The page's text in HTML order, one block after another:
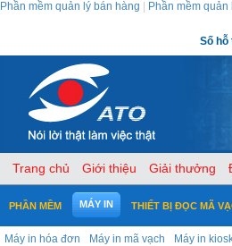
Phần mềm quản lý bán hàng Phần mềm quản
Số hỗ
Trang chủ Giới thiệu Giải thưởng
PHẦN MỀM MÁY IN
Máy in hóa đơn Máy in mã vạch Máy in
THIẾT BỊ ĐỌC MÃ